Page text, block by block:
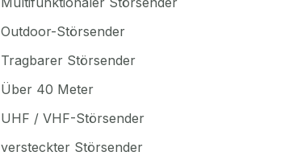
Outdoor-Störsender
Tragbarer Störsender
Über 40 Meter
UHF / VHF-Störsender
versteckter Störsender